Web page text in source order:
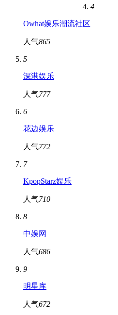
4
Owhat娱乐潮流社区
人气865
5
深港娱乐
人气777
6
花边娱乐
人气772
7
KpopStarz娱乐
人气710
8
中娱网
人气686
9
明星库
人气672